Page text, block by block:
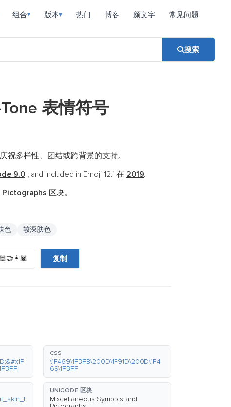
组合▾ 版本▾ 热门 博客 颜文字 常见问题
搜索
表情符号
多样性、团结或跨背景的支持。
9.0 , and included in Emoji 12.1 在 2019.
Pictographs 区块。
色 较深肤色
复制
CSS
\1F469\1F3FB\200D\1F91D\200D\1F4
69\1F3FF
UNICODE 区块
Miscellaneous Symbols and